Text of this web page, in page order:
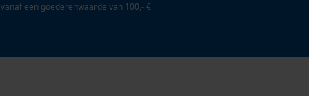
een goederenwaarde van 100,- €